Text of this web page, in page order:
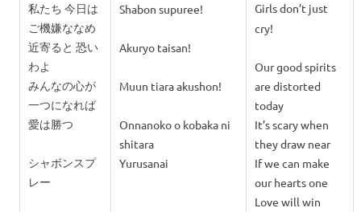
私たち 今日は
ご機嫌ななめ
近寄ると 恐い
わよ
みんなの心が
一つになれば
愛は勝つ
シャボンスプ
レー
Shabon supuree!
Akuryo taisan!
Muun tiara akushon!
Onnanoko o kobaka ni
shitara
Yurusanai
Girls don’t just
cry!
Our good spirits
are distorted
today
It’s scary when
they draw near
If we can make
our hearts one
Love will win